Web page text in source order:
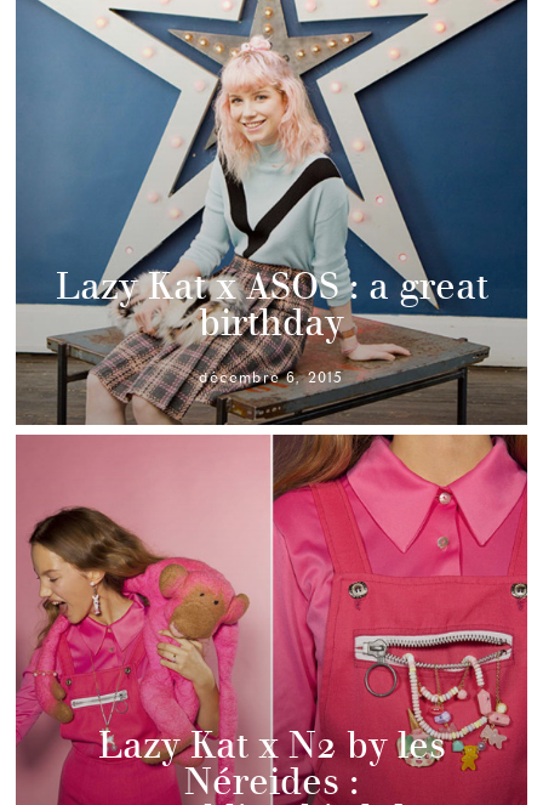
Lazy Kat x ASOS : a great
birthday
décembre 6, 2015
Lazy Kat x N2 by les
Néreides :